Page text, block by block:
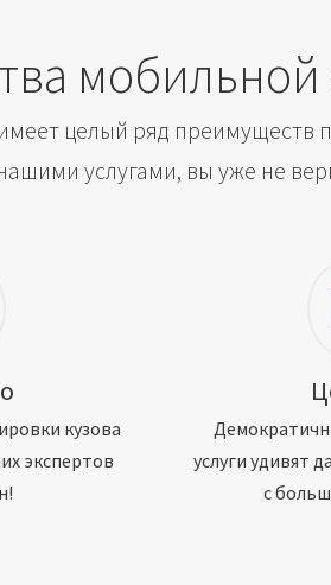
мобильной
целый ряд преимуществ
услугами, вы уже не
кузова
экспертов
услуги удивят
с